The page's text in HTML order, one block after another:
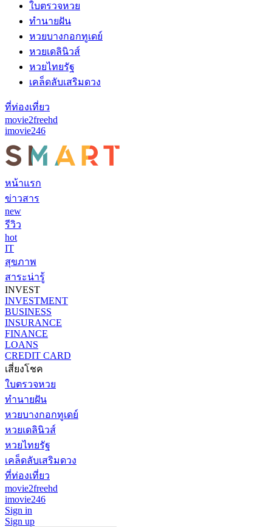
ใบตรวจหวย
ทำนายฝัน
หวยบางกอกทูเดย์
หวยเดลินิวส์
หวยไทยรัฐ
เคล็ดลับเสริมดวง
ที่ท่องเที่ยว
movie2freehd
imovie246
หน้าแรก
ข่าวสาร
new
รีวิว
hot
IT
สุขภาพ
สาระน่ารู้
INVEST
INVESTMENT
BUSINESS
INSURANCE
FINANCE
LOANS
CREDIT CARD
เสี่ยงโชค
ใบตรวจหวย
ทำนายฝัน
หวยบางกอกทูเดย์
หวยเดลินิวส์
หวยไทยรัฐ
เคล็ดลับเสริมดวง
ที่ท่องเที่ยว
movie2freehd
imovie246
Sign in
Sign up